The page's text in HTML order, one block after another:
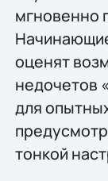
мгновенно
оценят
недочетов
для
тонкой